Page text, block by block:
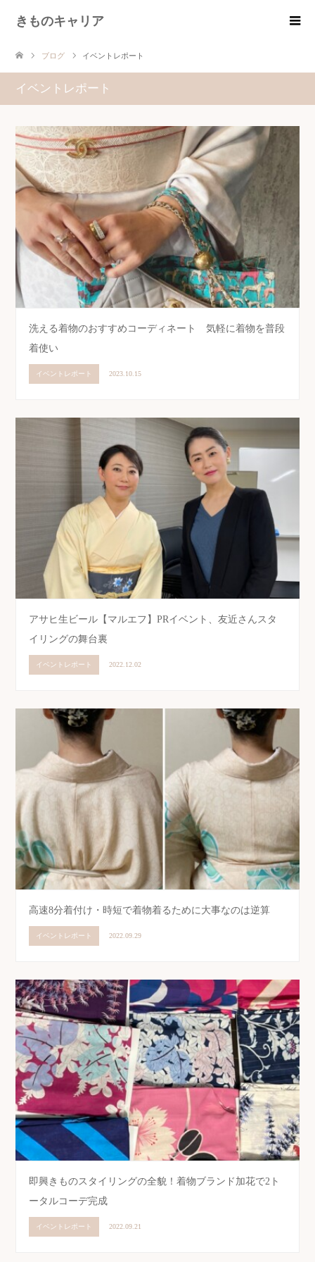
きものキャリア
ブログ イベントレポート
イベントレポート
洗える着物のおすすめコーディネート 気軽に着物を普段
着使い
イベントレポート 2023.10.15
アサヒ生ビール【マルエフ】PRイベント、友近さんスタ
イリングの舞台裏
イベントレポート 2022.12.02
高速8分着付け・時短で着物着るために大事なのは逆算
イベントレポート 2022.09.29
即興きものスタイリングの全貌！着物ブランド加花で2ト
ータルコーデ完成
イベントレポート 2022.09.21